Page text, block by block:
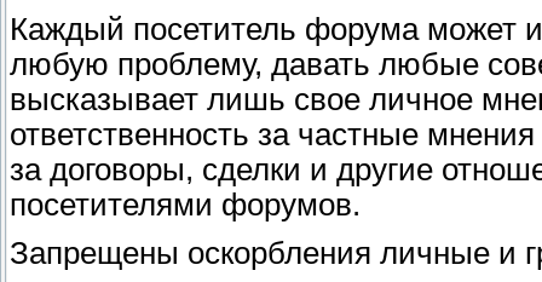
Каждый посетитель форума может
любую проблему, давать любые
высказывает лишь свое личное
ответственность за частные
за договоры, сделки и другие
посетителями форумов.
Запрещены оскорбления личные и